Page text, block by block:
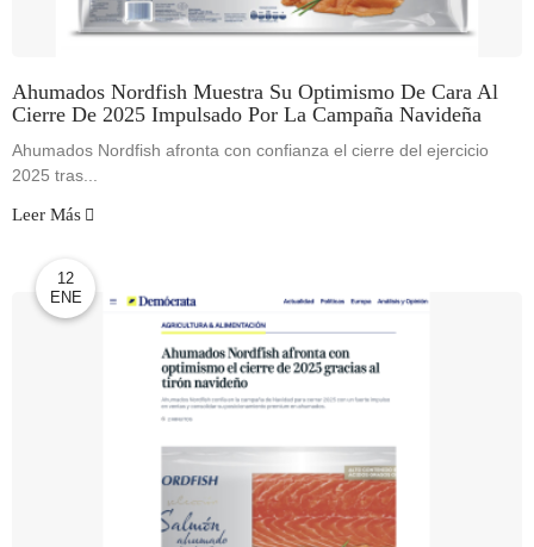
Ahumados Nordfish Muestra Su Optimismo De Cara Al
Cierre De 2025 Impulsado Por La Campaña Navideña
Ahumados Nordfish afronta con confianza el cierre del ejercicio
2025 tras...
Leer Más
12
ENE